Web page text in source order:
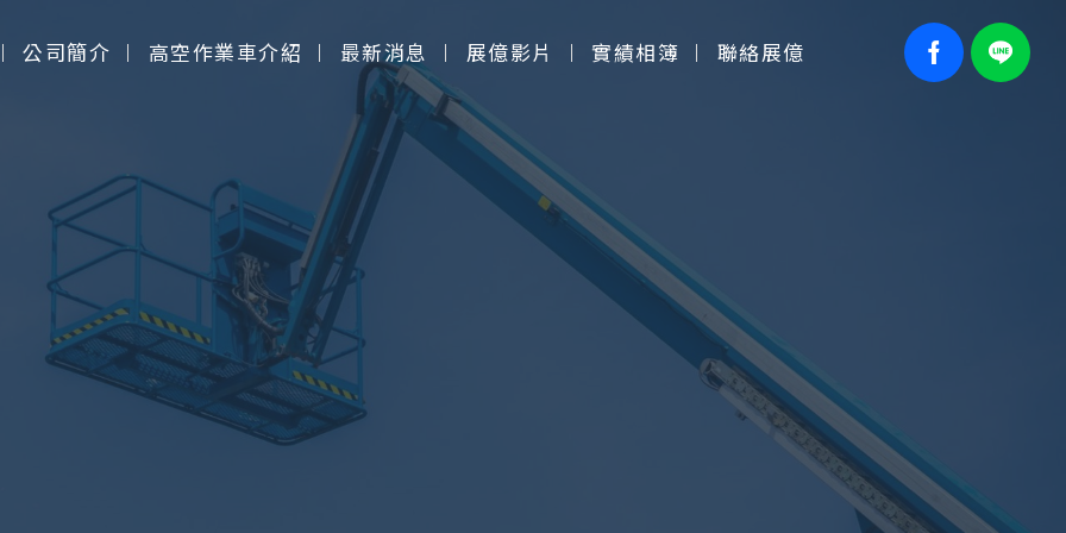
公司簡介 高空作業車介紹 最新消息 展億影片 實績相簿 聯絡展億